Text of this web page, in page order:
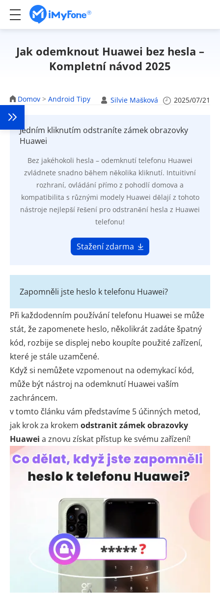
Jak odemknout Huawei bez hesla –
Kompletní návod 2025
Domov > Android Tipy Silvie Mašková 2025/07/21
Jedním kliknutím odstraníte zámek obrazovky
Huawei
Bez jakéhokoli hesla – odemknutí telefonu Huawei
zvládnete snadno během několika kliknutí. Intuitivní
rozhraní, ovládání přímo z pohodlí domova a
kompatibilita s různými modely Huawei dělají z tohoto
nástroje nejlepší řešení pro odstranění hesla z Huawei
telefonu!
Stažení zdarma
Zapomněli jste heslo k telefonu Huawei?
Při každodenním používání telefonu Huawei se může
stát, že zapomenete heslo, několikrát zadáte špatný
kód, rozbije se displej nebo koupíte použité zařízení,
které je stále uzamčené.
Když si nemůžete vzpomenout na odemykací kód,
může být nástroj na odemknutí Huawei vaším
zachráncem.
v tomto článku vám představíme 5 účinných metod,
jak krok za krokem odstranit zámek obrazovky
Huawei a znovu získat přístup ke svému zařízení!